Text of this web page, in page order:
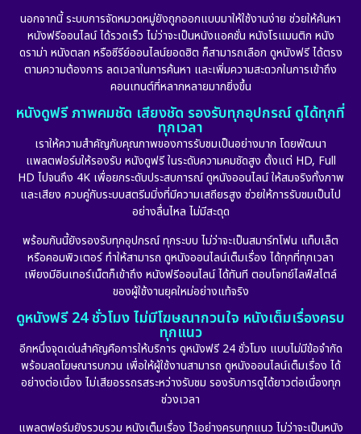
นอกจากนี้ ระบบการจัดหมวดหมู่ยังถูกออกแบบมาให้ใช้งานง่าย ช่วยให้ค้นหา
หนังฟรีออนไลน์ ได้รวดเร็ว ไม่ว่าจะเป็นหนังแอคชั่น หนังโรแมนติก หนัง
ดราม่า หนังตลก หรือซีรีย์ออนไลน์ยอดฮิต ก็สามารถเลือก ดูหนังฟรี ได้ตรง
ตามความต้องการ ลดเวลาในการค้นหา และเพิ่มความสะดวกในการเข้าถึง
คอนเทนต์ที่หลากหลายมากยิ่งขึ้น
หนังดูฟรี ภาพคมชัด เสียงชัด รองรับทุกอุปกรณ์ ดูได้ทุกที่
ทุกเวลา
เราให้ความสำคัญกับคุณภาพของการรับชมเป็นอย่างมาก โดยพัฒนา
แพลตฟอร์มให้รองรับ หนังดูฟรี ในระดับความคมชัดสูง ตั้งแต่ HD, Full
HD ไปจนถึง 4K เพื่อยกระดับประสบการณ์ ดูหนังออนไลน์ ให้สมจริงทั้งภาพ
และเสียง ควบคู่กับระบบสตรีมมิ่งที่มีความเสถียรสูง ช่วยให้การรับชมเป็นไป
อย่างลื่นไหล ไม่มีสะดุด
พร้อมกันนี้ยังรองรับทุกอุปกรณ์ ทุกระบบ ไม่ว่าจะเป็นสมาร์ทโฟน แท็บเล็ต
หรือคอมพิวเตอร์ ทำให้สามารถ ดูหนังออนไลน์เต็มเรื่อง ได้ทุกที่ทุกเวลา
เพียงมีอินเทอร์เน็ตก็เข้าถึง หนังฟรีออนไลน์ ได้ทันที ตอบโจทย์ไลฟ์สไตล์
ของผู้ใช้งานยุคใหม่อย่างแท้จริง
ดูหนังฟรี 24 ชั่วโมง ไม่มีโฆษณากวนใจ หนังเต็มเรื่องครบ
ทุกแนว
อีกหนึ่งจุดเด่นสำคัญคือการให้บริการ ดูหนังฟรี 24 ชั่วโมง แบบไม่มีข้อจำกัด
พร้อมลดโฆษณารบกวน เพื่อให้ผู้ใช้งานสามารถ ดูหนังออนไลน์เต็มเรื่อง ได้
อย่างต่อเนื่อง ไม่เสียอรรถรสระหว่างรับชม รองรับการดูได้ยาวต่อเนื่องทุก
ช่วงเวลา
แพลตฟอร์มยังรวบรวม หนังเต็มเรื่อง ไว้อย่างครบทุกแนว ไม่ว่าจะเป็นหนัง